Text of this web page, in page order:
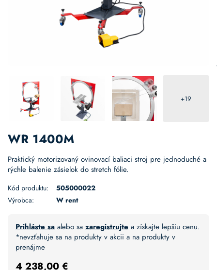
+19
WR 1400M
Praktický motorizovaný ovinovací baliaci stroj pre jednoduché a
rýchle balenie zásielok do stretch fólie.
Kód produktu:
505000022
Výrobca:
W rent
Prihláste sa alebo sa zaregistrujte a získajte lepšiu cenu.
*nevzťahuje sa na produkty v akcii a na produkty v
prenájme
4 238,00 €